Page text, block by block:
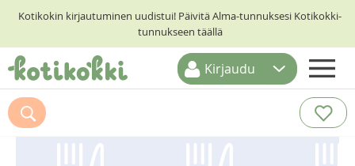
Kotikokin kirjautuminen uudistui! Päivitä Alma-tunnuksesi Kotikokki-
tunnukseen täällä
ETUSIVU
RESEPTIHAKU
Kirjaudu
Suosittelemme myös